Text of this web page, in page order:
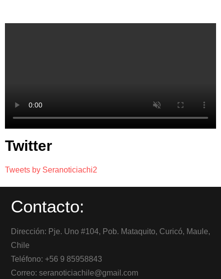
Twitter
Tweets by Seranoticiachi2
Contacto:
Dirección: Pje. Uno #104, Pob. Mataquito, Curicó, Maule,
Chile
Teléfono: +56 9 85958843
Correo: seranoticiachile@gmail.com